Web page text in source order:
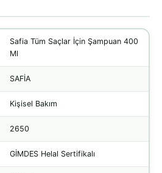
Safia Tüm Saçlar İçin Şampuan 400
Ml
SAFİA
Kişisel Bakım
2650
GİMDES Helal Sertifikalı